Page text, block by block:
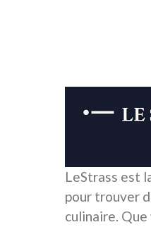
LeStrass est
pour trouver
culinaire.